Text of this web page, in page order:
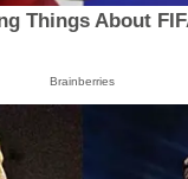
Things About
Brainberries